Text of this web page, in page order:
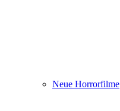
Neue Horrorfilme